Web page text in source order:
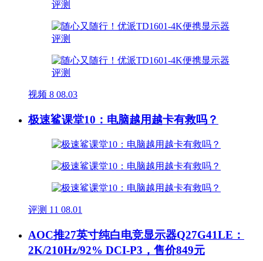
视频 8 08.03
极速鲨课堂10：电脑越用越卡有救吗？
评测 11 08.01
AOC推27英寸纯白电竞显示器Q27G41LE：
2K/210Hz/92% DCI-P3，售价849元